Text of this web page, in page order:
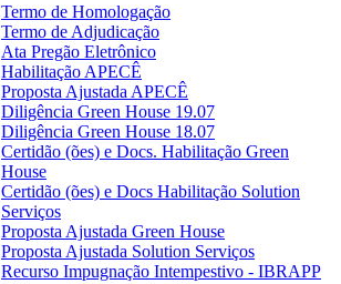
Termo de Homologação
Termo de Adjudicação
Ata Pregão Eletrônico
Habilitação APECÊ
Proposta Ajustada APECÊ
Diligência Green House 19.07
Diligência Green House 18.07
Certidão (ões) e Docs. Habilitação Green
House
Certidão (ões) e Docs Habilitação Solution
Serviços
Proposta Ajustada Green House
Proposta Ajustada Solution Serviços
Recurso Impugnação Intempestivo - IBRAPP